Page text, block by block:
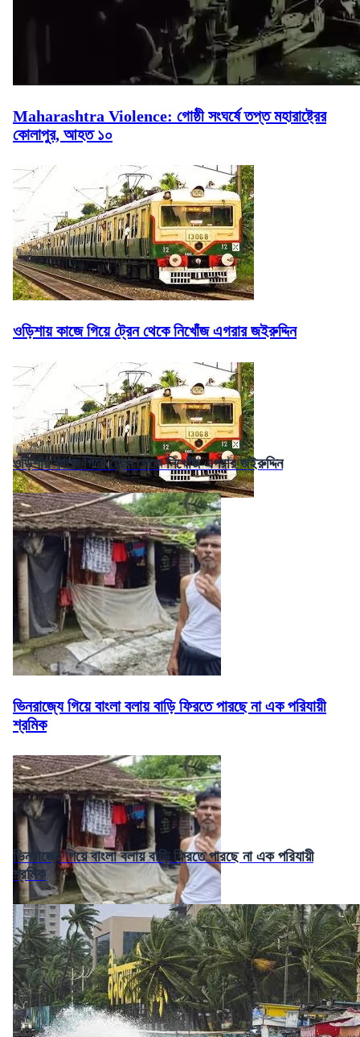
Maharashtra Violence: গোষ্ঠী সংঘর্ষে তপ্ত মহারাষ্ট্রের
কোলাপুর, আহত ১০
ওড়িশায় কাজে গিয়ে ট্রেন থেকে নিখোঁজ এগরার জইরুদ্দিন
ওড়িশায় কাজে গিয়ে ট্রেন থেকে নিখোঁজ এগরার জইরুদ্দিন
ভিনরাজ্যে গিয়ে বাংলা বলায় বাড়ি ফিরতে পারছে না এক পরিযায়ী
শ্রমিক
ভিনরাজ্যে গিয়ে বাংলা বলায় বাড়ি ফিরতে পারছে না এক পরিযায়ী
শ্রমিক